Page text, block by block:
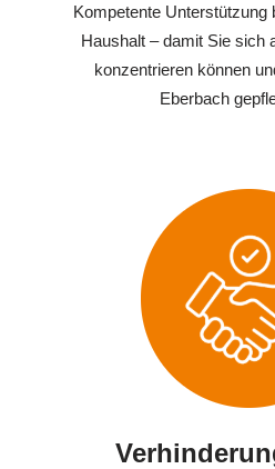
Kompetente Unterstützung
Haushalt – damit Sie sich
konzentrieren können
Eberbach